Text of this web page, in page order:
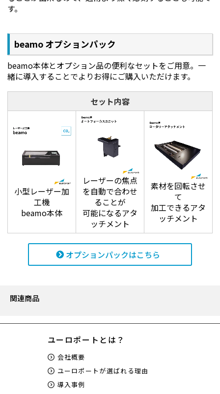
す。
beamo オプションパック
beamo本体とオプション品の便利なセットをご用意。一
緒に導入することでよりお得にご購入いただけます。
セット内容
小型レーザー加
工機
beamo本体
レーザーの焦点
を自動で合わせ
ることが
可能になるアタ
ッチメント
素材を回転させ
て
加工できるアタ
ッチメント
オプションパックはこちら
関連商品
ユーロポートとは？
会社概要
ユーロポートが選ばれる理由
導入事例